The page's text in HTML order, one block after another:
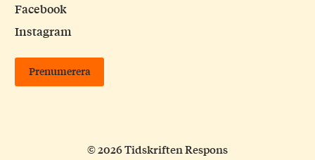
Facebook
Instagram
Prenumerera
© 2026 Tidskriften Respons